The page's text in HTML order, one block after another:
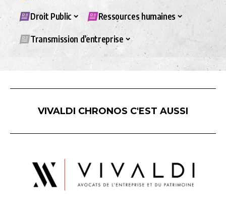
Droit Public Ressources humaines
Transmission d’entreprise
VIVALDI CHRONOS C'EST AUSSI